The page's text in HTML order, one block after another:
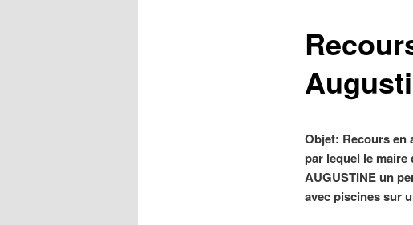
Objet: Recours en
par lequel le maire
AUGUSTINE un
avec piscines sur